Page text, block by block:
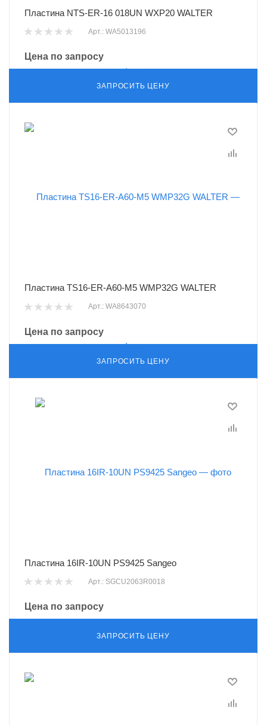
Пластина NTS-ER-16 018UN WXP20 WALTER
Арт.: WA5013196
Цена по запросу
ЗАПРОСИТЬ ЦЕНУ
Пластина TS16-ER-A60-M5 WMP32G WALTER
Арт.: WA8643070
Цена по запросу
ЗАПРОСИТЬ ЦЕНУ
Пластина 16IR-10UN PS9425 Sangeo
Арт.: SGCU2063R0018
Цена по запросу
ЗАПРОСИТЬ ЦЕНУ